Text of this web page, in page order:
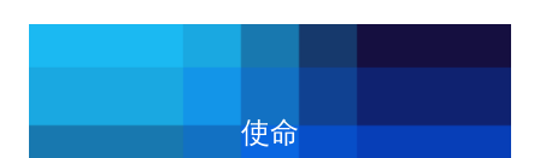
使命